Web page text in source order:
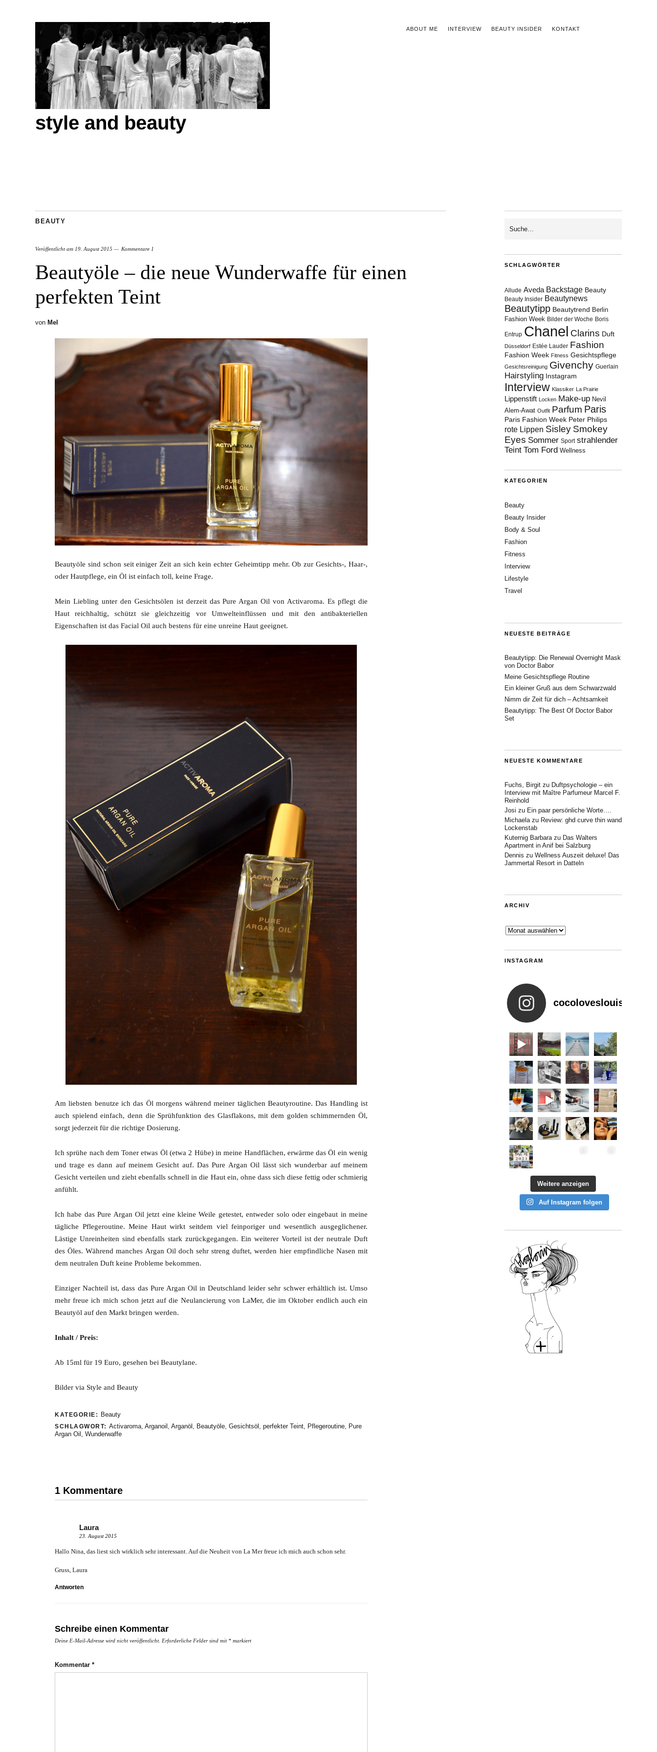
ABOUT ME INTERVIEW BEAUTY INSIDER KONTAKT
style and beauty
BEAUTY
Veröffentlicht am 19. August 2015 Kommentare 1
Beautyöle – die neue Wunderwaffe für einen
perfekten Teint
von Mel
Beautyöle sind schon seit einiger Zeit an sich kein echter Geheimtipp mehr. Ob zur Gesichts-, Haar-,
oder Hautpflege, ein Öl ist einfach toll, keine Frage.
Mein Liebling unter den Gesichtsölen ist derzeit das Pure Argan Oil von Activaroma. Es pflegt die
Haut reichhaltig, schützt sie gleichzeitig vor Umwelteinflüssen und mit den antibakteriellen
Eigenschaften ist das Facial Oil auch bestens für eine unreine Haut geeignet.
Am liebsten benutze ich das Öl morgens während meiner täglichen Beautyroutine. Das Handling ist
auch spielend einfach, denn die Sprühfunktion des Glasflakons, mit dem golden schimmernden Öl,
sorgt jederzeit für die richtige Dosierung.
Ich sprühe nach dem Toner etwas Öl (etwa 2 Hübe) in meine Handflächen, erwärme das Öl ein wenig
und trage es dann auf meinem Gesicht auf. Das Pure Argan Oil lässt sich wunderbar auf meinem
Gesicht verteilen und zieht ebenfalls schnell in die Haut ein, ohne dass sich diese fettig oder schmierig
anfühlt.
Ich habe das Pure Argan Oil jetzt eine kleine Weile getestet, entweder solo oder eingebaut in meine
tägliche Pflegeroutine. Meine Haut wirkt seitdem viel feinporiger und wesentlich ausgeglichener.
Lästige Unreinheiten sind ebenfalls stark zurückgegangen. Ein weiterer Vorteil ist der neutrale Duft
des Öles. Während manches Argan Oil doch sehr streng duftet, werden hier empfindliche Nasen mit
dem neutralen Duft keine Probleme bekommen.
Einziger Nachteil ist, dass das Pure Argan Oil in Deutschland leider sehr schwer erhältlich ist. Umso
mehr freue ich mich schon jetzt auf die Neulancierung von LaMer, die im Oktober endlich auch ein
Beautyöl auf den Markt bringen werden.
Inhalt / Preis:
Ab 15ml für 19 Euro, gesehen bei Beautylane.
Bilder via Style and Beauty
KATEGORIE: Beauty
SCHLAGWORT: Activaroma Arganoil Arganöl Beautyöle Gesichtsöl perfekter Teint Pflegeroutine
Pure
Argan Oil
Wunderwaffe
1 Kommentare
Laura
23. August 2015
Hallo Nina, das liest sich wirklich sehr interessant. Auf die Neuheit von La Mer freue ich mich auch schon sehr.
Gruss, Laura
Antworten
Schreibe einen Kommentar
Deine E-Mail-Adresse wird nicht veröffentlicht. Erforderliche Felder sind mit * markiert
Kommentar *
SCHLAGWÖRTER
Allude Aveda Backstage Beauty
Beauty Insider Beautynews
Beautytipp Beautytrend Berlin
Fashion Week Bilder der Woche Boris
Entrup Chanel Clarins Duft
Düsseldorf Estée Lauder Fashion
Fashion Week Fitness Gesichtspflege
Gesichtsreinigung Givenchy Guerlain
Hairstyling Instagram
Interview Klassiker La Prairie
Lippenstift Locken Make-up Nevil
Alem-Awat Outfit Parfum Paris
Paris Fashion Week Peter Philips
rote Lippen Sisley Smokey
Eyes Sommer Sport strahlender
Teint Tom Ford Wellness
KATEGORIEN
Beauty
Beauty Insider
Body & Soul
Fashion
Fitness
Interview
Lifestyle
Travel
NEUESTE BEITRÄGE
Beautytipp: Die Renewal Overnight Mask
von Doctor Babor
Meine Gesichtspflege Routine
Ein kleiner Gruß aus dem Schwarzwald
Nimm dir Zeit für dich – Achtsamkeit
Beautytipp: The Best Of Doctor Babor
Set
NEUESTE KOMMENTARE
Fuchs, Birgit zu Duftpsychologie – ein
Interview mit Maître Parfumeur Marcel F.
Reinhold
Josi zu Ein paar persönliche Worte….
Michaelazu Review: ghd curve thin wand
Lockenstab
Kuternig Barbarazu Das Walters
Apartment in Anif bei Salzburg
Dennis zu Wellness Auszeit deluxe! Das
Jammertal Resort in Datteln
ARCHIV
Archiv
INSTAGRAM
cocoloveslouis
Weitere anzeigen
Auf Instagram folgen